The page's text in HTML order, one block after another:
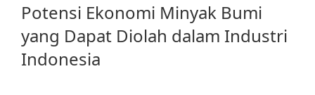
Potensi Ekonomi Minyak Bumi
yang Dapat Diolah dalam Industri
Indonesia